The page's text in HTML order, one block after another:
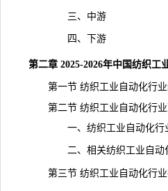
三、中游
四、下游
第二章 2025-2026年中国纺织工
第一节 纺织工业自动化行业
第二节 纺织工业自动化行业
一、纺织工业自动化行业
二、相关纺织工业自动化
第三节 纺织工业自动化行业